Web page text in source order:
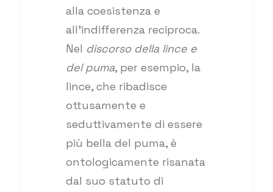
alla coesistenza e
all’indifferenza reciproca.
Nel discorso della lince e
del puma, per esempio, la
lince, che ribadisce
ottusamente e
seduttivamente di essere
più bella del puma, è
ontologicamente risanata
dal suo statuto di